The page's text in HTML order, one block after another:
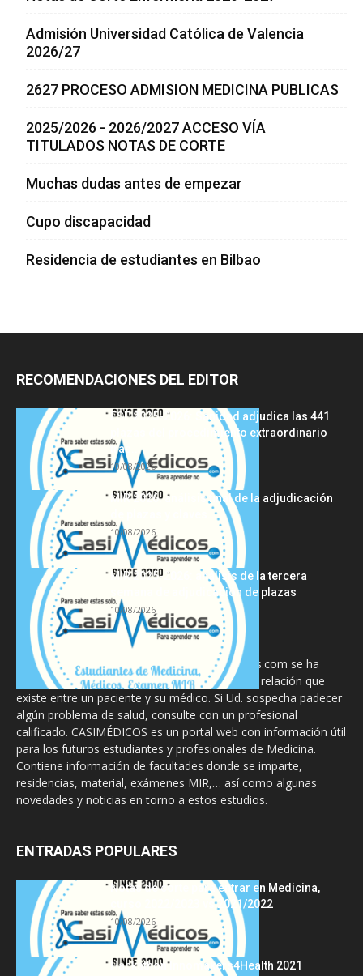
Admisión Universidad Católica de Valencia
2026/27
2627 PROCESO ADMISION MEDICINA PUBLICAS
2025/2026 - 2026/2027 ACCESO VÍA
TITULADOS NOTAS DE CORTE
Muchas dudas antes de empezar
Cupo discapacidad
Residencia de estudiantes en Bilbao
RECOMENDACIONES DEL EDITOR
FSE 2025-2026: Sanidad adjudica las 441
plazas del procedimiento extraordinario
tras...
10/08/2026
MIR 2026: análisis final de la adjudicación
de plazas y claves...
10/08/2026
MIR 2025-2026: análisis de la tercera
semana de adjudicación de plazas
10/08/2026
La información proporcionada en CasiMedicos.com se ha
diseñado para complementar, no substituir, la relación que
existe entre un paciente y su médico. Si Ud. sospecha padecer
algún problema de salud, consulte con un profesional
calificado. CASIMÉDICOS es un portal web con información útil
para los futuros estudiantes y profesionales de Medicina.
Contiene información de facultades donde se imparte,
residencias, material, exámenes MIR,… así como algunas
novedades y noticias en torno a estos estudios.
ENTRADAS POPULARES
Notas de corte para entrar en Medicina,
curso 2022/2023 vs 2021/2022
10/08/2026
Hackathon Innomakers4Health 2021